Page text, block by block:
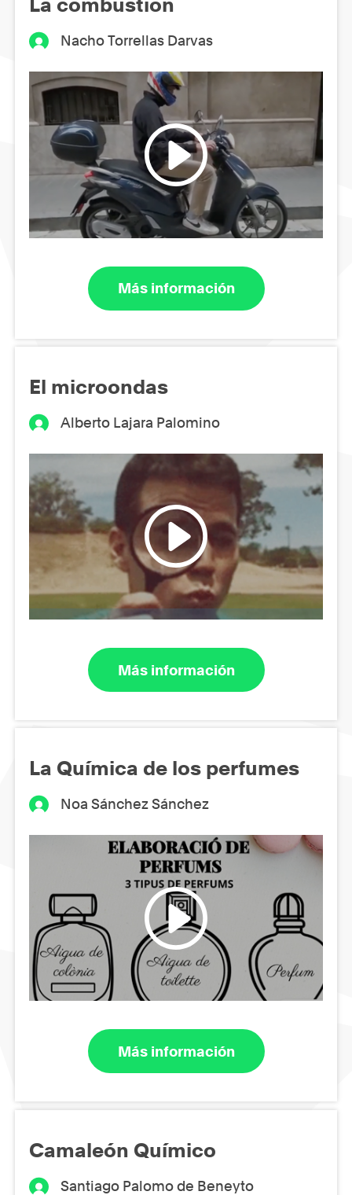
La combustión
Nacho Torrellas Darvas
Más información
El microondas
Alberto Lajara Palomino
Más información
La Química de los perfumes
Noa Sánchez Sánchez
Más información
Camaleón Químico
Santiago Palomo de Beneyto